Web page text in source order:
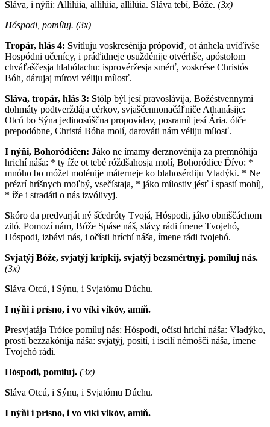
Sláva, i nýňi: Allilúia, allilúia, allilúia. Sláva tebí, Bóže. (3x)
Hóspodi, pomíluj. (3x)
Tropár, hlás 4: Svítluju voskresénija própoviď, ot ánhela uvíďivše
Hospódni učenícy, i práďidneje osuždénije otvérhše, apóstolom
chváľaščesja hlahólachu: isprovéržesja smérť, voskrése Christós
Bóh, dárujaj mírovi véliju mílosť.
Sláva, tropár, hlás 3: Stólp býl jesí pravoslávija, Božéstvennymi
dohmáty podtverždája cérkov, svjaščennonačáľniče Athanásije:
Otcú bo Sýna jedinosúščna propovídav, posramíl jesí Ária. ótče
prepodóbne, Christá Bóha molí, darováti nám véliju mílosť.
I nýňi, Bohoródičen: Jáko ne ímamy derznovénija za premnóhija
hrichí náša: * ty íže ot tebé róždšahosja molí, Bohoródice Ďívo: *
mnóho bo móžet molénije máterneje ko blahosérdiju Vladýki. * Ne
prézrí hríšnych moľbý, vsečístaja, * jáko mílostiv jésť í spastí mohíj,
* íže i stradáti o nás izvólivyj.
Skóro da predvarját ný ščedróty Tvojá, Hóspodi, jáko obniščáchom
ziló. Pomozí nám, Bóže Spáse náš, slávy rádi ímene Tvojehó,
Hóspodi, izbávi nás, i očísti hríchí náša, ímene rádi tvojehó.
Svjatýj Bóže, svjatýj krípkij, svjatýj bezsmértnyj, pomíluj nás.
(3x)
Sláva Otcú, i Sýnu, i Svjatómu Dúchu.
I nýňi i prísno, i vo víki vikóv, amíň.
Presvjatája Tróice pomíluj nás: Hóspodi, očísti hrichí náša: Vladýko,
prostí bezzakónija náša: svjatýj, posití, i iscilí némošči náša, ímene
Tvojehó rádi.
Hóspodi, pomíluj. (3x)
Sláva Otcú, i Sýnu, i Svjatómu Dúchu.
I nýňi i prísno, i vo víki vikóv, amíň.